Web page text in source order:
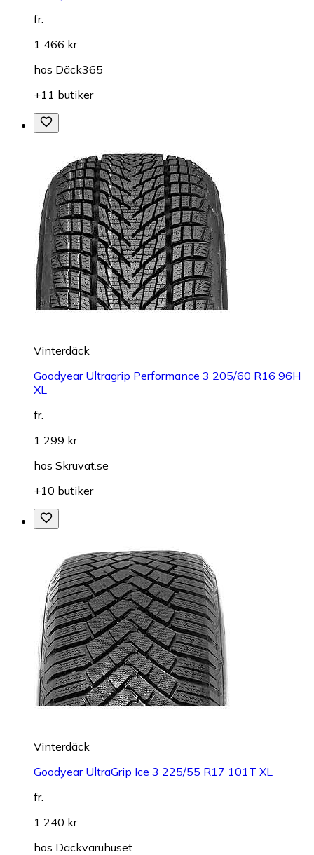
fr.
1 466 kr
hos Däck365
+11 butiker
Vinterdäck
Goodyear Ultragrip Performance 3 205/60 R16 96H
XL
fr.
1 299 kr
hos Skruvat.se
+10 butiker
Vinterdäck
Goodyear UltraGrip Ice 3 225/55 R17 101T XL
fr.
1 240 kr
hos Däckvaruhuset